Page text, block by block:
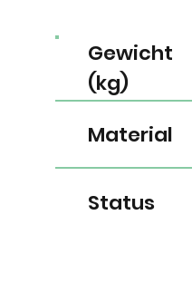
Gewicht
(kg)
Material
Status